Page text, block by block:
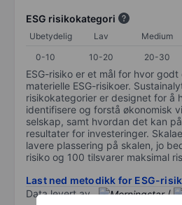
ESG risikokategori
Ubetydelig Lav Medium
0-10
10-20 20-30
ESG-risiko er et mål for hvor
materielle ESG-risikoer.
risikokategorier er designet for å
identifisere og forstå økonomisk
selskap, samt hvordan det kan
resultater for investeringer.
lavere plassering på skalen, jo
risiko og 100 tilsvarer maksimal
Last ned metodikk for ESG-
Data levert av
/